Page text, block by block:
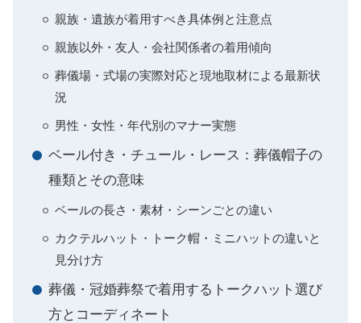
親族・遺族が着用すべき具体例と注意点
親族以外・友人・会社関係者の着用傾向
葬儀場・式場の実際対応と現地取材による最新状
況
男性・女性・年代別のマナー実態
ベール付き・チュール・レース：葬儀帽子の
種類とその意味
ベールの長さ・素材・シーンごとの違い
カクテルハット・トーク帽・ミニハットの違いと
見分け方
葬儀・冠婚葬祭で着用するトークハット選び
方とコーディネート